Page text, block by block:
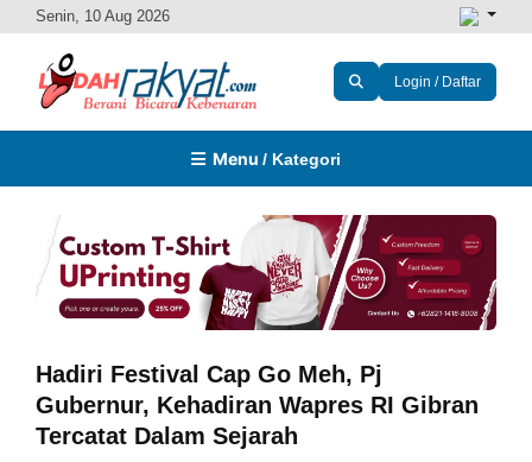
Senin, 10 Aug 2026
Login / Daftar
Menu / Kategori
Hadiri Festival Cap Go Meh, Pj
Gubernur, Kehadiran Wapres RI Gibran
Tercatat Dalam Sejarah